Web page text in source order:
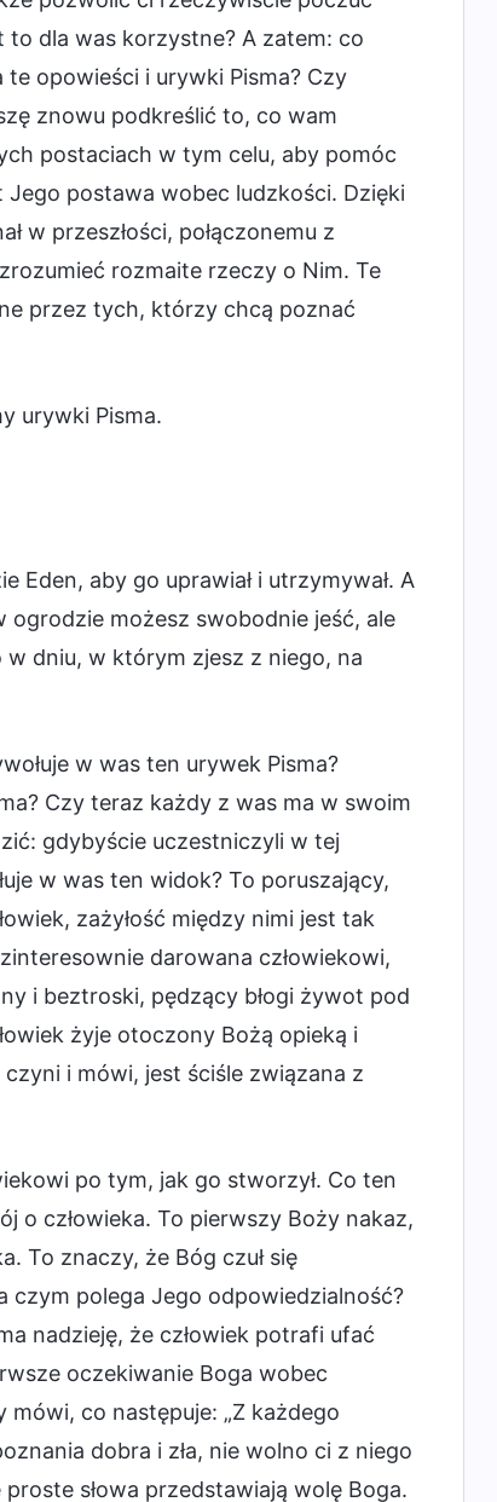
dla was korzystne? A zatem: co
opowieści i urywki Pisma? Czy
znowu podkreślić to, co wam
postaciach w tym celu, aby pomóc
Jego postawa wobec ludzkości. Dzięki
w przeszłości, połączonemu z
rozmaite rzeczy o Nim. Te
przez tych, którzy chcą poznać
urywki Pisma.
Eden, aby go uprawiał i utrzymywał. A
ogrodzie możesz swobodnie jeść, ale
w dniu, w którym zjesz z niego, na
w was ten urywek Pisma?
Czy teraz każdy z was ma w swoim
gdybyście uczestniczyli w tej
w was ten widok? To poruszający,
zażyłość między nimi jest tak
darowana człowiekowi,
i beztroski, pędzący błogi żywot pod
żyje otoczony Bożą opieką i
i mówi, jest ściśle związana z
po tym, jak go stworzył. Co ten
o człowieka. To pierwszy Boży nakaz,
To znaczy, że Bóg czuł się
czym polega Jego odpowiedzialność?
nadzieję, że człowiek potrafi ufać
oczekiwanie Boga wobec
mówi, co następuje: „Z każdego
dobra i zła, nie wolno ci z niego
słowa przedstawiają wolę Boga.